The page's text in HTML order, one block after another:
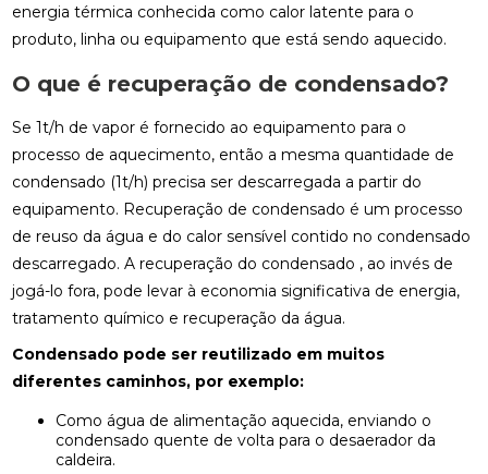
energia térmica conhecida como calor latente para o
produto, linha ou equipamento que está sendo aquecido.
O que é recuperação de condensado?
Se 1t/h de vapor é fornecido ao equipamento para o
processo de aquecimento, então a mesma quantidade de
condensado (1t/h) precisa ser descarregada a partir do
equipamento. Recuperação de condensado é um processo
de reuso da água e do calor sensível contido no condensado
descarregado. A recuperação do condensado , ao invés de
jogá-lo fora, pode levar à economia significativa de energia,
tratamento químico e recuperação da água.
Condensado pode ser reutilizado em muitos
diferentes caminhos, por exemplo:
Como água de alimentação aquecida, enviando o
condensado quente de volta para o desaerador da
caldeira.